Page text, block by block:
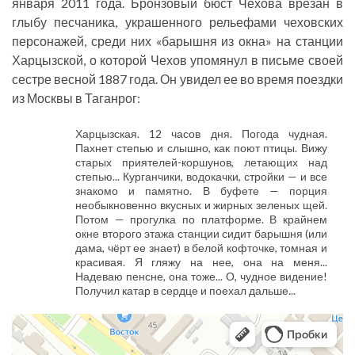
глыбу песчаника, украшенного рельефами чеховских
персонажей, среди них «барышня из окна» на станции
Харцызской, о которой Чехов упомянул в письме своей
сестре весной 1887 года. Он увидел ее во время поездки
из Москвы в Таганрог:
Харцызская. 12 часов дня. Погода чудная.
Пахнет степью и слышно, как поют птицы. Вижу
старых приятелей-коршунов, летающих над
степью... Курганчики, водокачки, стройки — и все
знакомо и памятно. В буфете — порция
необыкновенно вкусных и жирных зеленых щей.
Потом — прогулка по платформе. В крайнем
окне второго этажа станции сидит барышня (или
дама, чёрт ее знает) в белой кофточке, томная и
красивая. Я гляжу на нее, она на меня...
Надеваю пенсне, она тоже... О, чудное видение!
Получил катар в сердце и поехал дальше...